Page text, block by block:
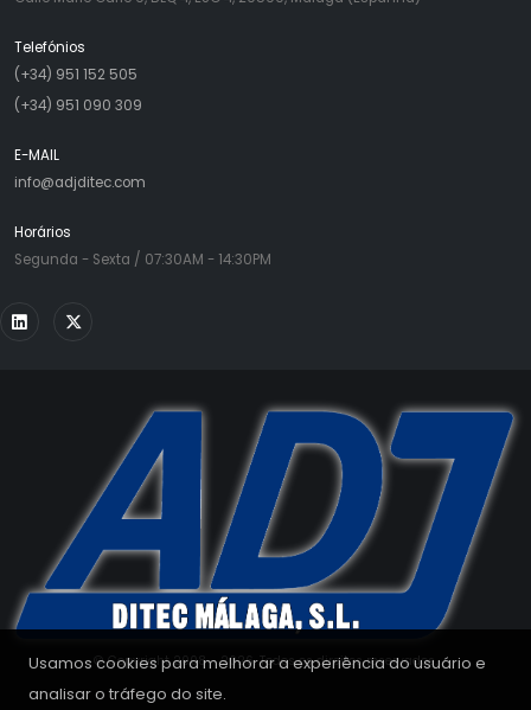
Usamos cookies para melhorar a experiência do usuário e
analisar o tráfego do site.
Telefónios
(+34) 951 152 505
(+34) 951 090 309
E-MAIL
info@adjditec.com
Horários
Segunda - Sexta / 07:30AM - 14:30PM
© Copyright 2008 - 2026. Todos os direitos reservados.